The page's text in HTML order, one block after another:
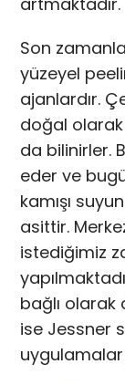
Son
yüzeyel
ajanlardır.
doğal
da bilinirler.
eder ve
kamışı
asittir.
istediğimiz
bağlı
ise Jessner
uygulamalar